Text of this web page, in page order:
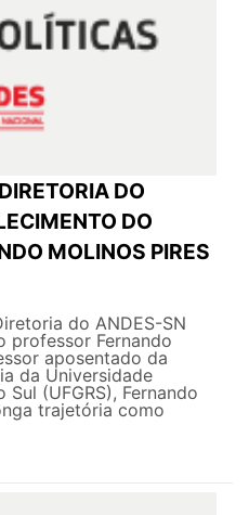
DO
DO
MOLINOS PIRES
do ANDES-SN
professor Fernando
aposentado da
da Universidade
(UFGRS), Fernando
trajetória como